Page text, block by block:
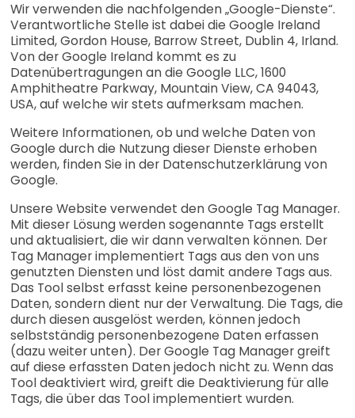
Wir verwenden die nachfolgenden „Google-Dienste“.
Verantwortliche Stelle ist dabei die Google Ireland
Limited, Gordon House, Barrow Street, Dublin 4, Irland.
Von der Google Ireland kommt es zu
Datenübertragungen an die Google LLC, 1600
Amphitheatre Parkway, Mountain View, CA 94043,
USA, auf welche wir stets aufmerksam machen.
Weitere Informationen, ob und welche Daten von
Google durch die Nutzung dieser Dienste erhoben
werden, finden Sie in der Datenschutzerklärung von
Google.
Unsere Website verwendet den Google Tag Manager.
Mit dieser Lösung werden sogenannte Tags erstellt
und aktualisiert, die wir dann verwalten können. Der
Tag Manager implementiert Tags aus den von uns
genutzten Diensten und löst damit andere Tags aus.
Das Tool selbst erfasst keine personenbezogenen
Daten, sondern dient nur der Verwaltung. Die Tags, die
durch diesen ausgelöst werden, können jedoch
selbstständig personenbezogene Daten erfassen
(dazu weiter unten). Der Google Tag Manager greift
auf diese erfassten Daten jedoch nicht zu. Wenn das
Tool deaktiviert wird, greift die Deaktivierung für alle
Tags, die über das Tool implementiert wurden.